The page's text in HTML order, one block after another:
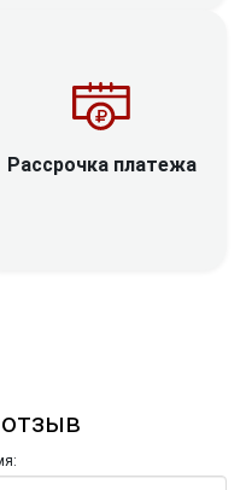
Рассрочка платежа